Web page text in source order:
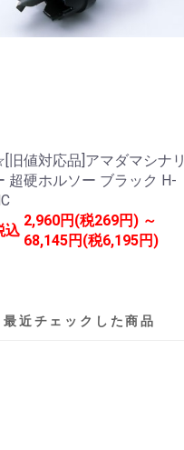
旧値対応品]アマダマシナリ
超硬ホルソー ブラック H-
込
2,960円(税269円) ～
68,145円(税6,195円)
最近チェックした商品